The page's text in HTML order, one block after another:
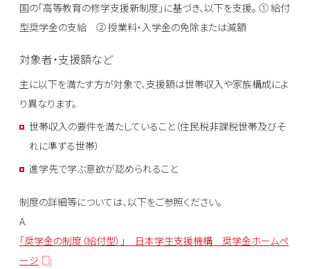
国の「高等教育の修学支援新制度」に基づき、以下を支援。 ① 給付
型奨学金の支給 ② 授業料・入学金の免除または減額
対象者・支援額など
主に以下を満たす方が対象で、支援額は世帯収入や家族構成によ
り異なります。
世帯収入の要件を満たしていること（住民税非課税世帯及びそ
れに準ずる世帯）
進学先で学ぶ意欲が認められること
制度の詳細等については、以下をご参照ください。
A.
「奨学金の制度（給付型）」 日本学生支援機構 奨学金ホームペ
ージ